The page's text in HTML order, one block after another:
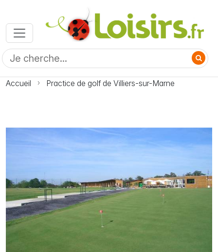
Accueil Practice de golf de Villiers-sur-Marne
Photo Practice de golf de Villiers-sur-Marne